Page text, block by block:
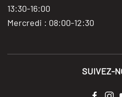
13:30-16:00
Mercredi : 08:00-12:30
SUIVEZ-